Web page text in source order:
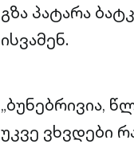
გზა პატარა
ისვამენ.
„ბუნებრივია,
უკვე ვხვდები